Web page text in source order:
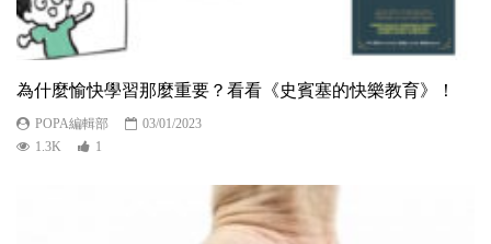
為什麼愉快學習那麼重要？看看《史賓塞的快樂教育》！
POPA編輯部
03/01/2023
1.3K
1